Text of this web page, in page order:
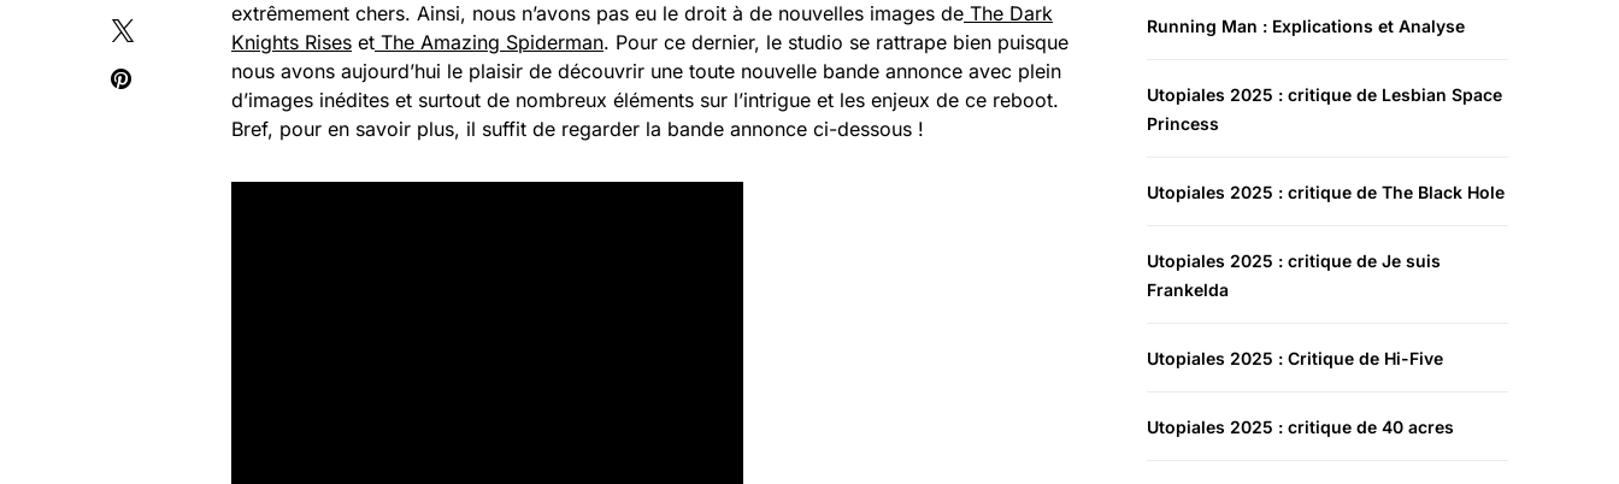
extrêmement chers. Ainsi, nous n’avons pas eu le droit à de nouvelles images de The Dark
Knights Rises et The Amazing Spiderman. Pour ce dernier, le studio se rattrape bien puisque
nous avons aujourd’hui le plaisir de découvrir une toute nouvelle bande annonce avec plein
d’images inédites et surtout de nombreux éléments sur l’intrigue et les enjeux de ce reboot.
Bref, pour en savoir plus, il suffit de regarder la bande annonce ci-dessous !
Running Man : Explications et Analyse
Utopiales 2025 : critique de Lesbian Space
Princess
Utopiales 2025 : critique de The Black Hole
Utopiales 2025 : critique de Je suis
Frankelda
Utopiales 2025 : Critique de Hi-Five
Utopiales 2025 : critique de 40 acres